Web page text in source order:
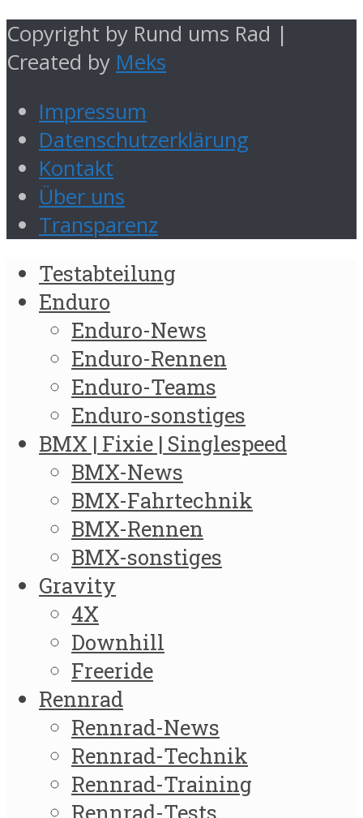
Copyright by Rund ums Rad |
Created by Meks
Impressum
Datenschutzerklärung
Kontakt
Über uns
Transparenz
Testabteilung
Enduro
Enduro-News
Enduro-Rennen
Enduro-Teams
Enduro-sonstiges
BMX | Fixie | Singlespeed
BMX-News
BMX-Fahrtechnik
BMX-Rennen
BMX-sonstiges
Gravity
4X
Downhill
Freeride
Rennrad
Rennrad-News
Rennrad-Technik
Rennrad-Training